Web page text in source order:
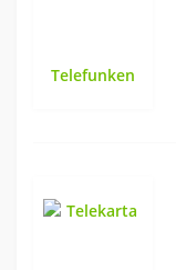
Telefunken